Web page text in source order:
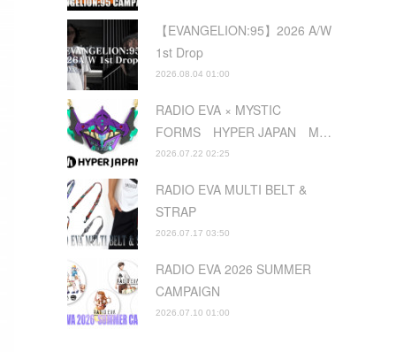
【EVANGELION:95】2026 A/W
1st Drop
2026.08.04 01:00
RADIO EVA × MYSTIC
FORMS HYPER JAPAN M…
2026.07.22 02:25
RADIO EVA MULTI BELT &
STRAP
2026.07.17 03:50
RADIO EVA 2026 SUMMER
CAMPAIGN
2026.07.10 01:00